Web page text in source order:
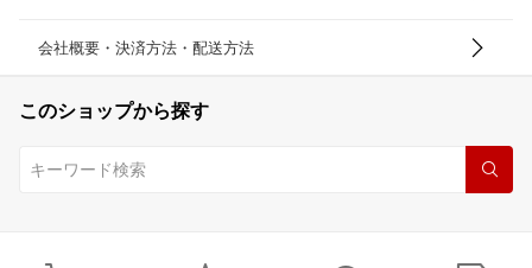
会社概要・決済方法・配送方法
このショップから探す